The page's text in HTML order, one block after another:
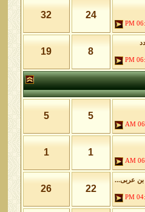
24
32
8
19
5
5
1
1
عربى...
22
26